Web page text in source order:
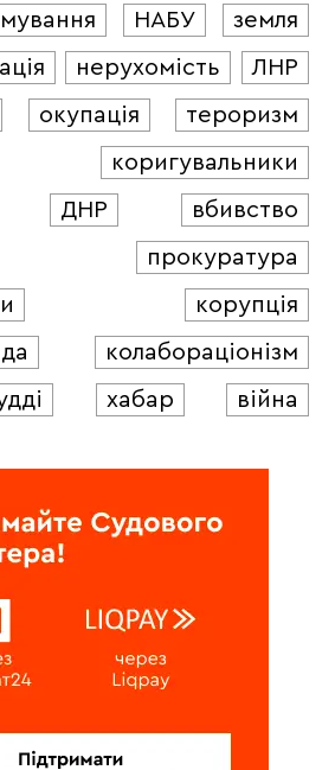
НАБУ
земля
нерухомість
ЛНР
окупація
тероризм
коригувальники
ДНР
вбивство
прокуратура
корупція
колабораціонізм
хабар війна